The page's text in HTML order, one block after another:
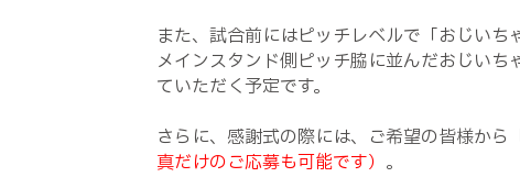
また、試合前にはピッチレベルで「おじいち
メインスタンド側ピッチ脇に並んだおじい
ていただく予定です。
さらに、感謝式の際には、ご希望の皆様か
真だけのご応募も可能です） 。